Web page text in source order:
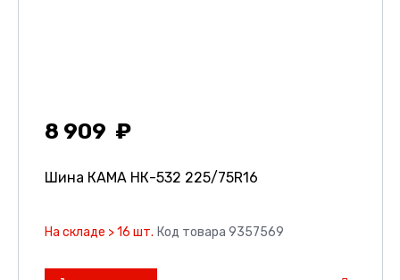
8 909
Шина КАМА НК-532 225/75R16
На складе > 16 шт. Код товара 9357569